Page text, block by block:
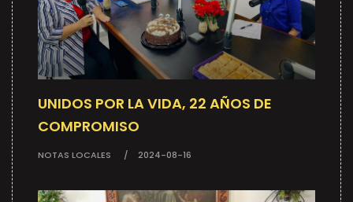
UNIDOS POR LA VIDA, 22 AÑOS DE
COMPROMISO
NOTAS LOCALES 2024-08-16